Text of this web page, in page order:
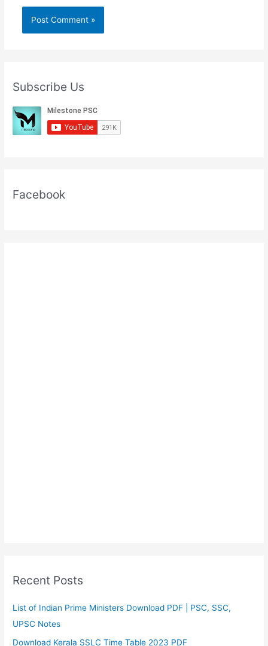
Subscribe Us
Facebook
Recent Posts
List of Indian Prime Ministers Download PDF | PSC, SSC,
UPSC Notes
Download Kerala SSLC Time Table 2023 PDF